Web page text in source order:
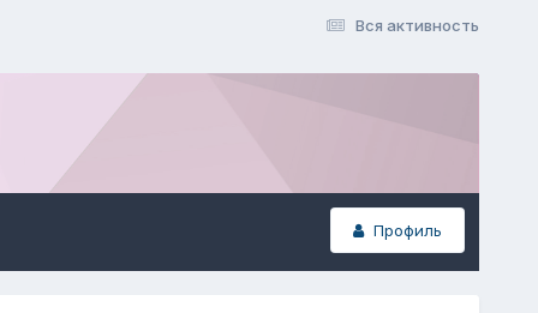
Вся активность
Профиль